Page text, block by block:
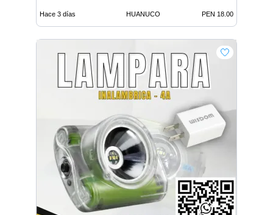
Hace 3 días HUANUCO PEN 18.00